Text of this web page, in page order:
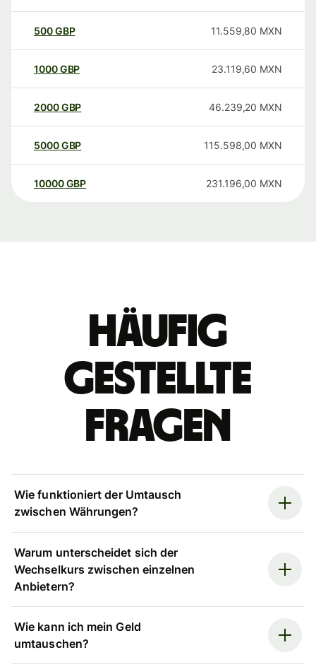
500GBP 11.559,80 MXN
1000GBP 23.119,60 MXN
2000GBP 46.239,20 MXN
5000GBP 115.598,00 MXN
10000 GBP 231.196,00 MXN
Häufig
gestellte
Fragen
Wie funktioniert der Umtausch
zwischen Währungen?
Warum unterscheidet sich der
Wechselkurs zwischen einzelnen
Anbietern?
Wie kann ich mein Geld
umtauschen?